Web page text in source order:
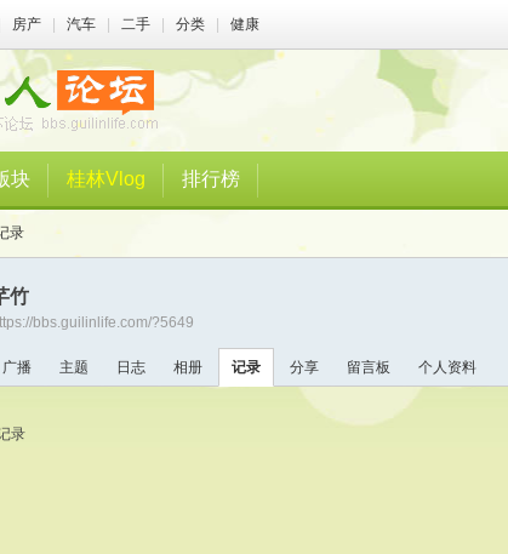
房产 汽车 二手 分类 健康
块 桂林Vlog 排行榜
录
竹
bbs.guilinlife.com/?5649
广播 主题 日志 相册 记录 分享 留言板 个人资料
录